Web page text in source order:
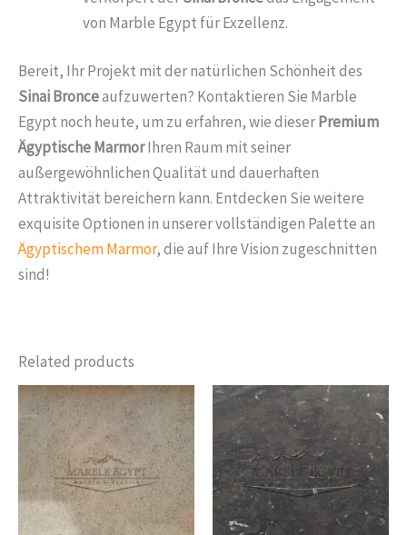
von Marble Egypt für Exzellenz.
Bereit, Ihr Projekt mit der natürlichen Schönheit des
Sinai Bronceaufzuwerten? Kontaktieren Sie Marble
Egypt noch heute, um zu erfahren, wie dieserPremium
Ägyptische MarmorIhren Raum mit seiner
außergewöhnlichen Qualität und dauerhaften
Attraktivität bereichern kann. Entdecken Sie weitere
exquisite Optionen in unserer vollständigen Palette an
Ägyptischem Marmor, die auf Ihre Vision zugeschnitten
sind!
Related products